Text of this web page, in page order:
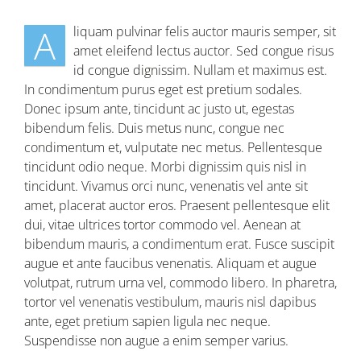
A
liquam pulvinar felis auctor mauris semper, sit
amet eleifend lectus auctor. Sed congue risus
id congue dignissim. Nullam et maximus est.
In condimentum purus eget est pretium sodales.
Donec ipsum ante, tincidunt ac justo ut, egestas
bibendum felis. Duis metus nunc, congue nec
condimentum et, vulputate nec metus. Pellentesque
tincidunt odio neque. Morbi dignissim quis nisl in
tincidunt. Vivamus orci nunc, venenatis vel ante sit
amet, placerat auctor eros. Praesent pellentesque elit
dui, vitae ultrices tortor commodo vel. Aenean at
bibendum mauris, a condimentum erat. Fusce suscipit
augue et ante faucibus venenatis. Aliquam et augue
volutpat, rutrum urna vel, commodo libero. In pharetra,
tortor vel venenatis vestibulum, mauris nisl dapibus
ante, eget pretium sapien ligula nec neque.
Suspendisse non augue a enim semper varius.